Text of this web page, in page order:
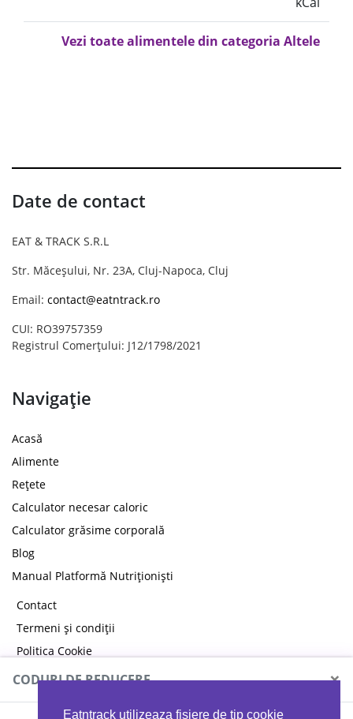
Eatntrack utilizeaza fisiere de tip cookie
Vezi toate alimentele din categoria Altele
Date de contact
EAT & TRACK S.R.L
Str. Măceșului, Nr. 23A, Cluj-Napoca, Cluj
Email: contact@eatntrack.ro
CUI: RO39757359
Registrul Comerțului: J12/1798/2021
Navigație
Acasă
Alimente
Rețete
Calculator necesar caloric
Calculator grăsime corporală
Blog
Manual Platformă Nutriționiști
Contact
Termeni și condiții
Politica Cookie
Politica de confidențialitate
CODURI DE REDUCERE ×